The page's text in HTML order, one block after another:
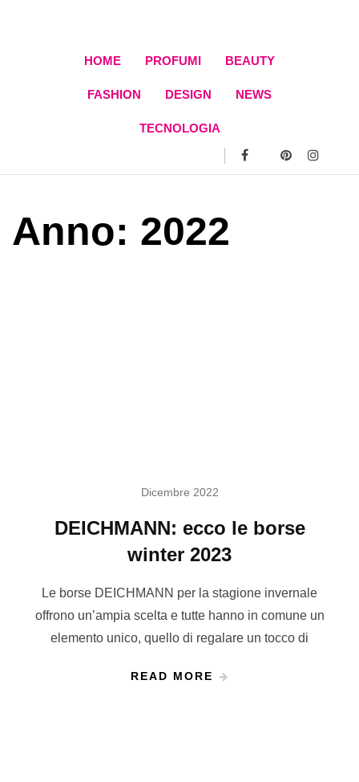
HOME PROFUMI BEAUTY
FASHION DESIGN NEWS
TECNOLOGIA
Anno: 2022
Dicembre 2022
DEICHMANN: ecco le borse
winter 2023
Le borse DEICHMANN per la stagione invernale
offrono un’ampia scelta e tutte hanno in comune un
elemento unico, quello di regalare un tocco di
READ MORE